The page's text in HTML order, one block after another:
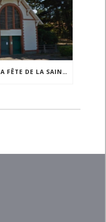
ANNULATION DE LA FÊTE DE LA SAINTE ANNE À COMBERGE